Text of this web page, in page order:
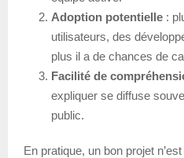
Adoption potentielle :
utilisateurs, des
plus il a de chances de
Facilité de
expliquer se diffuse
public.
En pratique, un bon projet